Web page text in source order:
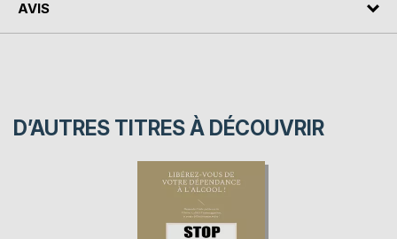
AVIS
D’AUTRES TITRES À DÉCOUVRIR